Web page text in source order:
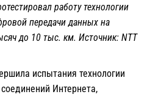
работу технологии
передачи данных на
до 10 тыс. км. Источник: NTT
испытания технологии
Интернета,